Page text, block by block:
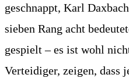
geschnappt, Karl
sieben Rang acht
gespielt – es ist wohl
Verteidiger, zeigen, dass